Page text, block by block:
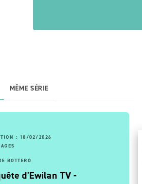
MÊME SÉRIE
: 18/02/2026
BOTTERO
d'Ewilan TV -